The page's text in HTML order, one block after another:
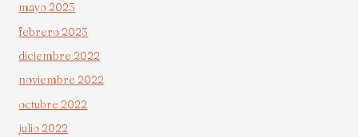
mayo 2023
febrero 2023
diciembre 2022
noviembre 2022
octubre 2022
julio 2022